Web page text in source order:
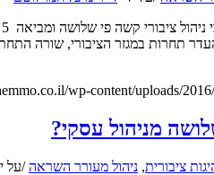
תחרות במגזר הציבורי, שורה
wp-content/uploads/
מניהול עסקי?
ציבורית, ניהול מעורר השראה /על